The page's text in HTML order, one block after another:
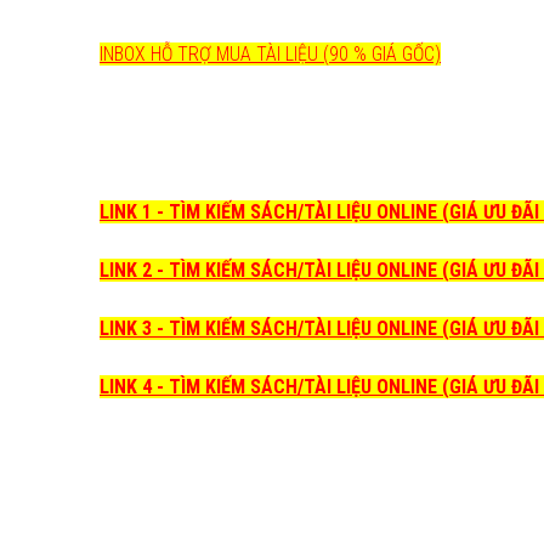
INBOX HỖ TRỢ MUA TÀI LIỆU (90 % GIÁ GỐC)
LINK 1 - TÌM KIẾM SÁCH/TÀI LIỆU ONLINE (GIÁ ƯU
LINK 2 - TÌM KIẾM SÁCH/TÀI LIỆU ONLINE (GIÁ ƯU
LINK 3 - TÌM KIẾM SÁCH/TÀI LIỆU ONLINE (GIÁ ƯU
LINK 4 - TÌM KIẾM SÁCH/TÀI LIỆU ONLINE (GIÁ ƯU